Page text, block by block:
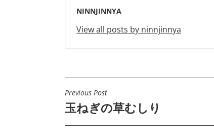
NINNJINNYA
View all posts by ninnjinnya
投
稿
Previous Post
玉ねぎの草むしり